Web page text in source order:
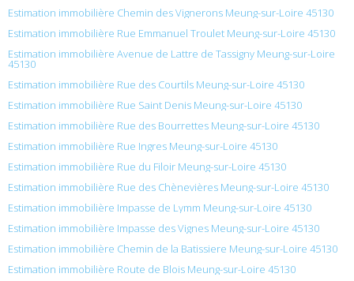
Estimation immobilière Chemin des Vignerons Meung-sur-Loire 45130
Estimation immobilière Rue Emmanuel Troulet Meung-sur-Loire 45130
Estimation immobilière Avenue de Lattre de Tassigny Meung-sur-Loire
45130
Estimation immobilière Rue des Courtils Meung-sur-Loire 45130
Estimation immobilière Rue Saint Denis Meung-sur-Loire 45130
Estimation immobilière Rue des Bourrettes Meung-sur-Loire 45130
Estimation immobilière Rue Ingres Meung-sur-Loire 45130
Estimation immobilière Rue du Filoir Meung-sur-Loire 45130
Estimation immobilière Rue des Chènevières Meung-sur-Loire 45130
Estimation immobilière Impasse de Lymm Meung-sur-Loire 45130
Estimation immobilière Impasse des Vignes Meung-sur-Loire 45130
Estimation immobilière Chemin de la Batissiere Meung-sur-Loire 45130
Estimation immobilière Route de Blois Meung-sur-Loire 45130